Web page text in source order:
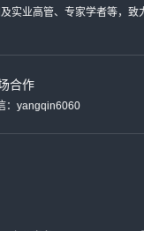
实业高管、专家学者等，
合作
：yangqin6060